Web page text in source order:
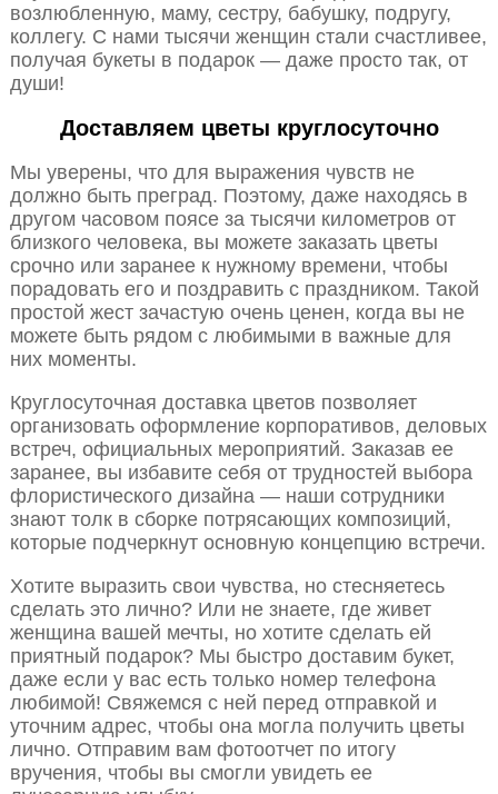
возлюбленную, маму, сестру, бабушку, подругу,
коллегу. С нами тысячи женщин стали счастливее,
получая букеты в подарок — даже просто так, от
души!
Доставляем цветы круглосуточно
Мы уверены, что для выражения чувств не
должно быть преград. Поэтому, даже находясь в
другом часовом поясе за тысячи километров от
близкого человека, вы можете заказать цветы
срочно или заранее к нужному времени, чтобы
порадовать его и поздравить с праздником. Такой
простой жест зачастую очень ценен, когда вы не
можете быть рядом с любимыми в важные для
них моменты.
Круглосуточная доставка цветов позволяет
организовать оформление корпоративов, деловых
встреч, официальных мероприятий. Заказав ее
заранее, вы избавите себя от трудностей выбора
флористического дизайна — наши сотрудники
знают толк в сборке потрясающих композиций,
которые подчеркнут основную концепцию встречи.
Хотите выразить свои чувства, но стесняетесь
сделать это лично? Или не знаете, где живет
женщина вашей мечты, но хотите сделать ей
приятный подарок? Мы быстро доставим букет,
даже если у вас есть только номер телефона
любимой! Свяжемся с ней перед отправкой и
уточним адрес, чтобы она могла получить цветы
лично. Отправим вам фотоотчет по итогу
вручения, чтобы вы смогли увидеть ее